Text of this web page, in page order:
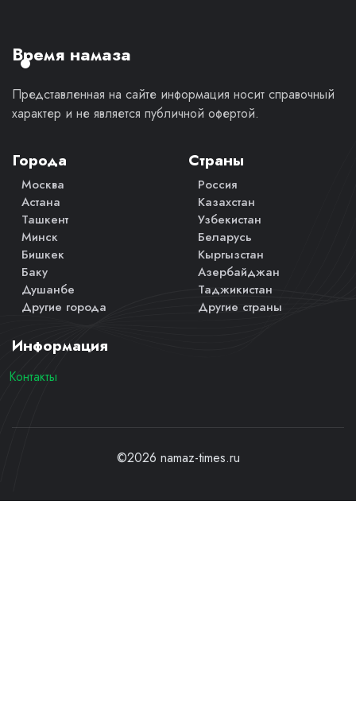
мнение.
Время намаза
Представленная на сайте информация носит справочный
характер и не является публичной офертой.
Города
Москва
Астана
Ташкент
Минск
Бишкек
Баку
Душанбе
Другие города
Страны
Россия
Казахстан
Узбекистан
Беларусь
Кыргызстан
Азербайджан
Таджикистан
Другие страны
Информация
Контакты
©2026 namaz-times.ru